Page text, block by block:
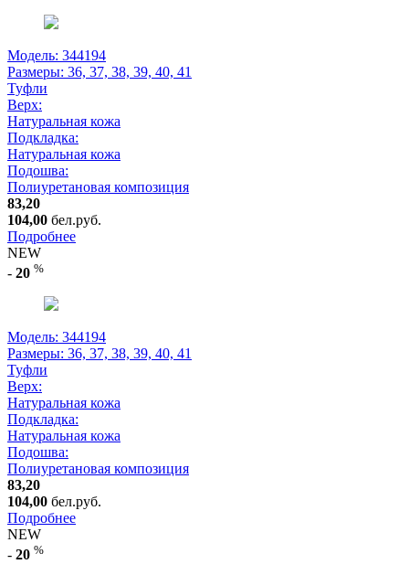
Модель: 344194
Размеры: 36, 37, 38, 39, 40, 41
Туфли
Верх:
Натуральная кожа
Подкладка:
Натуральная кожа
Подошва:
Полиуретановая композиция
83,20
104,00 бел.руб.
Подробнее
NEW
- 20 %
Модель: 344194
Размеры: 36, 37, 38, 39, 40, 41
Туфли
Верх:
Натуральная кожа
Подкладка:
Натуральная кожа
Подошва:
Полиуретановая композиция
83,20
104,00 бел.руб.
Подробнее
NEW
- 20 %